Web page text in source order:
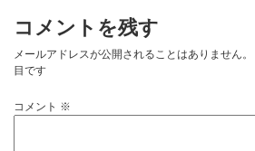
コメントを残す
メールアドレスが公開されることはありません。
目です
コメント ※